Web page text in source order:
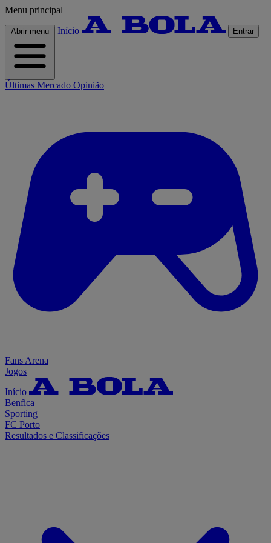
Menu principal
Abrir menu Início Entrar
Últimas Mercado Opinião
Fans Arena
Jogos
Início
Benfica
Sporting
FC Porto
Resultados e Classificações